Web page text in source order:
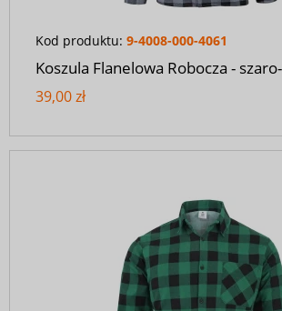
Kod produktu: 9-4008-000-4061
Koszula Flanelowa Robocza -
39,00 zł